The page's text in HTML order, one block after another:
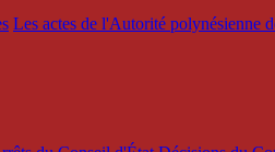
Les actes de l'Autorité polynésienne